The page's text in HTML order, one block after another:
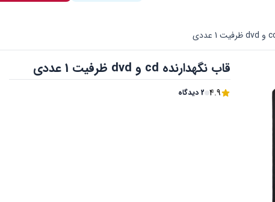
قاب نگهدارنده cd و dvd ظرفیت 1 عددی
4.9 2 دیدگاه